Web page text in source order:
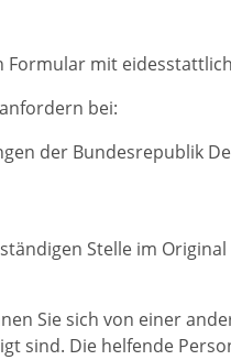
mit
bei:
der Bundesrepublik
Stelle im Original
Sie sich von einer
sind. Die helfende